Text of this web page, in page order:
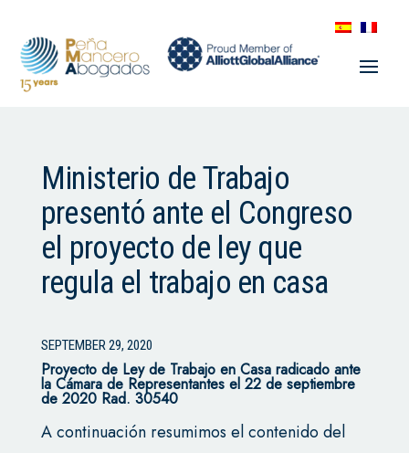
Ministerio de Trabajo
presentó ante el Congreso
el proyecto de ley que
regula el trabajo en casa
SEPTEMBER 29, 2020
Proyecto de Ley de Trabajo en Casa radicado ante
la Cámara de Representantes el 22 de septiembre
de 2020 Rad. 30540
A continuación resumimos el contenido del